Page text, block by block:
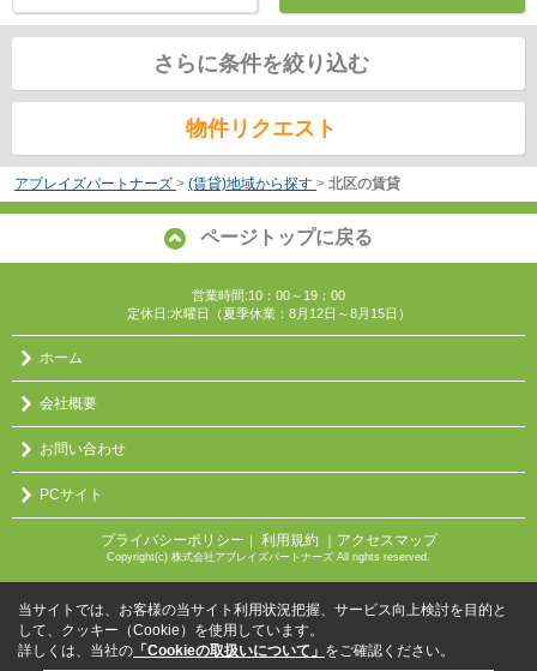
さらに条件を絞り込む
物件リクエスト
アブレイズパートナーズ > (賃貸)地域から探す > 北区の賃貸
ページトップに戻る
営業時間:10：00～19：00
定休日:水曜日（夏季休業：8月12日～8月15日）
ホーム
会社概要
お問い合わせ
PCサイト
プライバシーポリシー ｜ 利用規約 ｜アクセスマップ
Copyright(c) 株式会社アブレイズパートナーズ All rights reserved.
当サイトでは、お客様の当サイト利用状況把握、サービス向上検討を目的と
して、クッキー（Cookie）を使用しています。
詳しくは、当社の 「Cookieの取扱いについて」 をご確認ください。